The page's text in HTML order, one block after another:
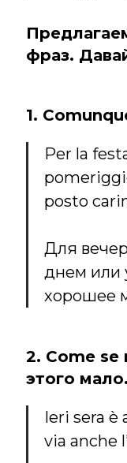
фраз.
1.
Per la
posto
Для
днем или
хорошее
2. Come se
этого мало.
Ieri sera è
via anche